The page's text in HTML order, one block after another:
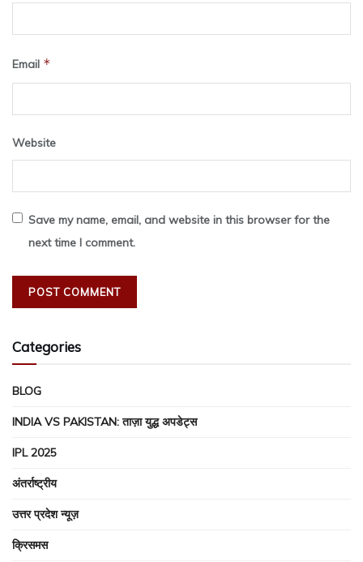
Email *
Website
Save my name, email, and website in this browser for the
next time I comment.
Categories
BLOG
INDIA VS PAKISTAN: ताज़ा युद्ध अपडेट्स
IPL 2025
अंतर्राष्ट्रीय
उत्तर प्रदेश न्यूज़
क्रिसमस